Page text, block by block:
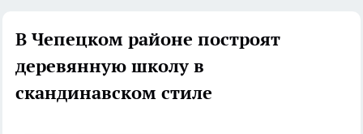
В Чепецком районе построят
деревянную школу в
скандинавском стиле